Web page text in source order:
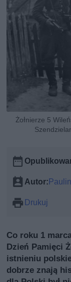
Żołnierze 5
Autor:
Drukuj
Co roku 1
Dzień Pamięci
istnieniu
dobrze znają